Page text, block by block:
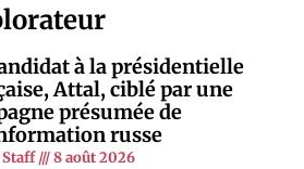
à la présidentielle
Attal, ciblé par une
présumée de
russe
8 août 2026